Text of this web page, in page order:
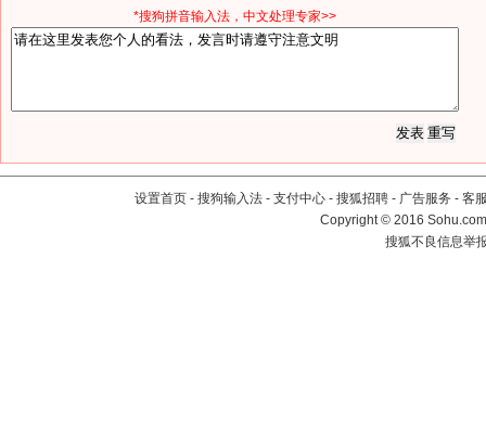
*搜狗拼音输入法，中文处理专家>>
设置首页 - 搜狗输入法 - 支付中心 - 搜狐招聘 - 广告服务 - 客
Copyright©2016
搜狐不良信息举